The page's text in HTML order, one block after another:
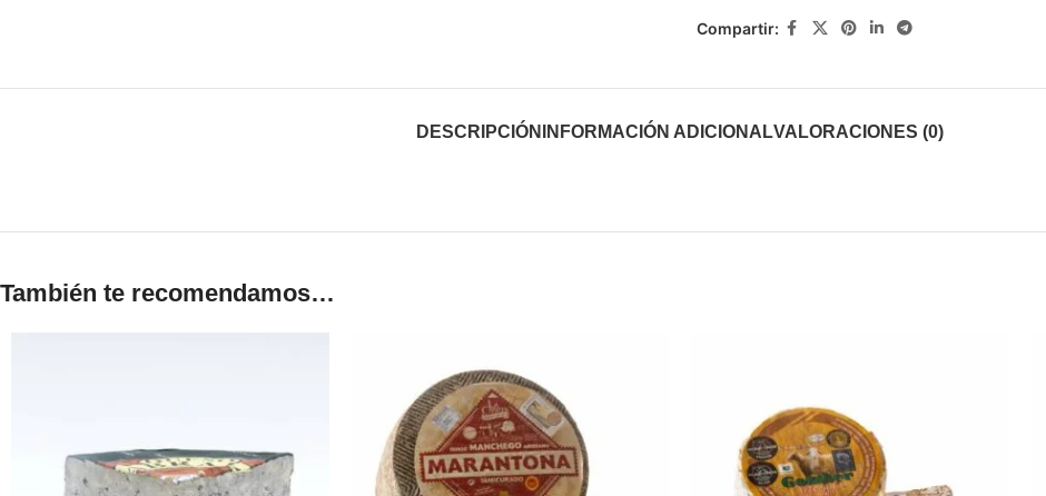
Compartir:
DESCRIPCIÓN INFORMACIÓN ADICIONALVALORACIONES (0)
También te recomendamos…